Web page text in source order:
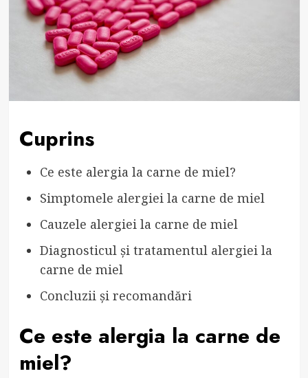
Cuprins
Ce este alergia la carne de miel?
Simptomele alergiei la carne de miel
Cauzele alergiei la carne de miel
Diagnosticul și tratamentul alergiei la
carne de miel
Concluzii și recomandări
Ce este alergia la carne de
miel?